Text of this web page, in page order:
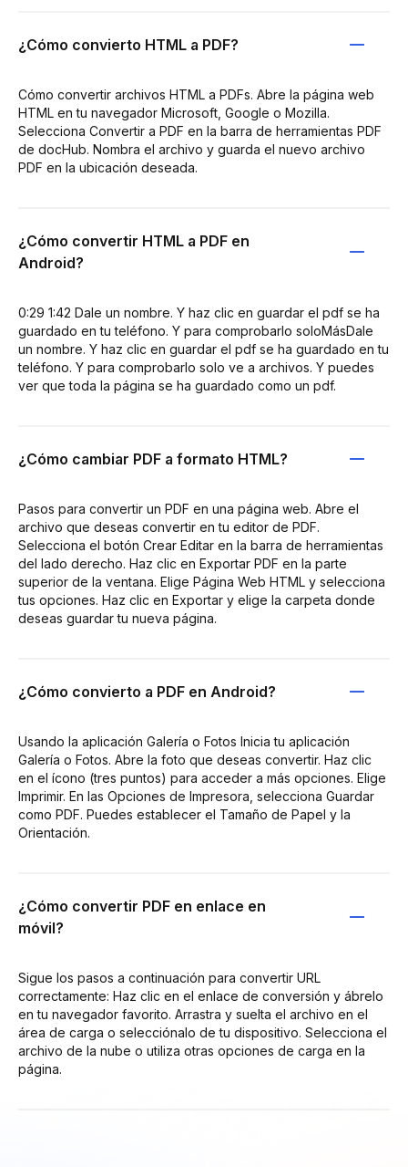
¿Cómo convierto HTML a PDF?
Cómo convertir archivos HTML a PDFs. Abre la página web
HTML en tu navegador Microsoft, Google o Mozilla.
Selecciona Convertir a PDF en la barra de herramientas PDF
de docHub. Nombra el archivo y guarda el nuevo archivo
PDF en la ubicación deseada.
¿Cómo convertir HTML a PDF en
Android?
0:29 1:42 Dale un nombre. Y haz clic en guardar el pdf se ha
guardado en tu teléfono. Y para comprobarlo soloMásDale
un nombre. Y haz clic en guardar el pdf se ha guardado en tu
teléfono. Y para comprobarlo solo ve a archivos. Y puedes
ver que toda la página se ha guardado como un pdf.
¿Cómo cambiar PDF a formato HTML?
Pasos para convertir un PDF en una página web. Abre el
archivo que deseas convertir en tu editor de PDF.
Selecciona el botón Crear Editar en la barra de herramientas
del lado derecho. Haz clic en Exportar PDF en la parte
superior de la ventana. Elige Página Web HTML y selecciona
tus opciones. Haz clic en Exportar y elige la carpeta donde
deseas guardar tu nueva página.
¿Cómo convierto a PDF en Android?
Usando la aplicación Galería o Fotos Inicia tu aplicación
Galería o Fotos. Abre la foto que deseas convertir. Haz clic
en el ícono (tres puntos) para acceder a más opciones. Elige
Imprimir. En las Opciones de Impresora, selecciona Guardar
como PDF. Puedes establecer el Tamaño de Papel y la
Orientación.
¿Cómo convertir PDF en enlace en
móvil?
Sigue los pasos a continuación para convertir URL
correctamente: Haz clic en el enlace de conversión y ábrelo
en tu navegador favorito. Arrastra y suelta el archivo en el
área de carga o selecciónalo de tu dispositivo. Selecciona el
archivo de la nube o utiliza otras opciones de carga en la
página.